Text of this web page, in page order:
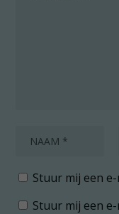
Stuur mij een
Stuur mij een